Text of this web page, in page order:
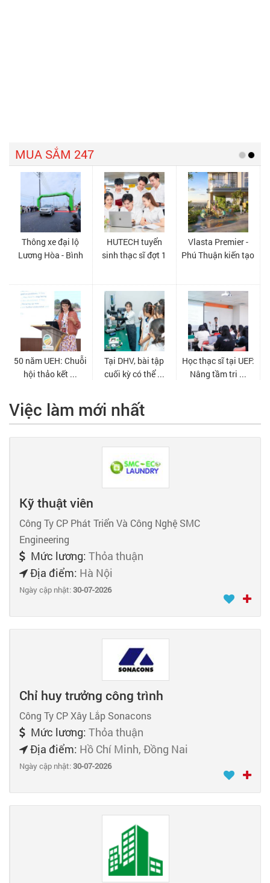
Việc làm mới nhất
Kỹ thuật viên
Công Ty CP Phát Triển Và Công Nghệ SMC
Engineering
Mức lương: Thỏa thuận
Địa điểm: Hà Nội
Ngày cập nhật:30-07-2026
Chỉ huy trưởng công trình
Công Ty CP Xây Lắp Sonacons
Mức lương: Thỏa thuận
Địa điểm: Hồ Chí Minh, Đồng Nai
Ngày cập nhật:30-07-2026